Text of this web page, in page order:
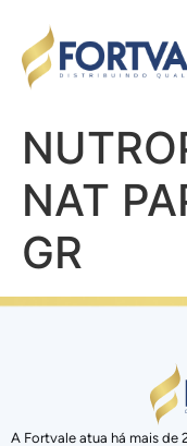
NAT
GR
A Fortvale atua há mais de